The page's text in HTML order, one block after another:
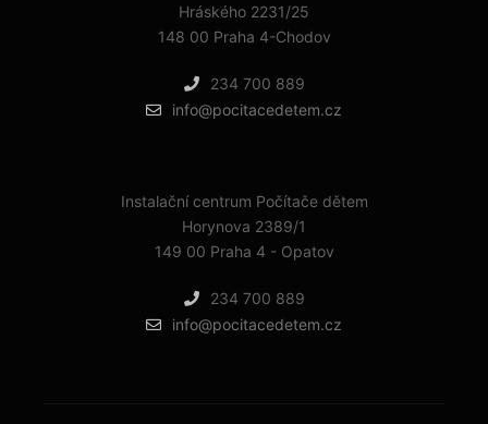
Hráského 2231/25
148 00 Praha 4-Chodov
234 700 889
info@pocitacedetem.cz
Instalační centrum Počítače dětem
Horynova 2389/1
149 00 Praha 4 - Opatov
234 700 889
info@pocitacedetem.cz